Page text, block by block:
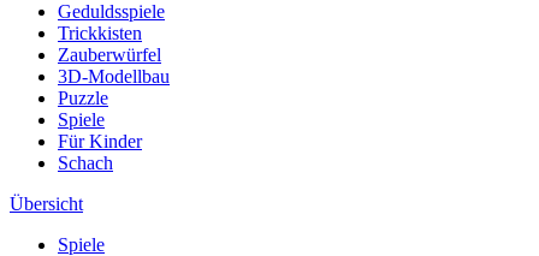
Geduldsspiele
Trickkisten
Zauberwürfel
3D-Modellbau
Puzzle
Spiele
Für Kinder
Schach
Übersicht
Spiele